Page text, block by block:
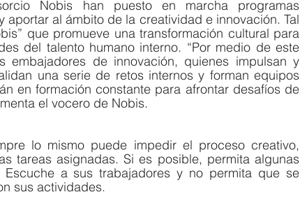
Nobis han puesto en marcha programas
al ámbito de la creatividad e innovación. Tal
que promueve una transformación cultural para
del talento humano interno. “Por medio de este
embajadores de innovación, quienes impulsan y
una serie de retos internos y forman equipos
en formación constante para afrontar desafíos de
el vocero de Nobis.
lo mismo puede impedir el proceso creativo,
tareas asignadas. Si es posible, permita algunas
a sus trabajadores y no permita que se
sus actividades.